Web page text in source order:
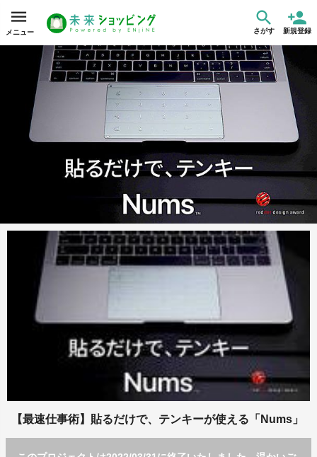
メニュー さがす 新規登録
【最速仕事術】貼るだけで、テンキーが使える「Nums」